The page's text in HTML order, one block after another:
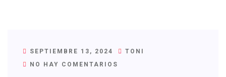
SEPTIEMBRE 13, 2024
TONI
NO HAY COMENTARIOS